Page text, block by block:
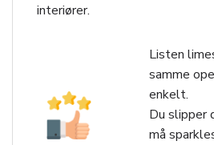
interiører.
Listen
samme
enkelt.
Du slipper
må